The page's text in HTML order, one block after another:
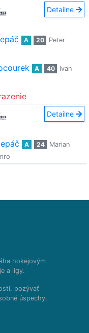
Detailne
A 20
Peter
A 40
Ivan
Detailne
A 24
Marian
hokejovým
a ligy.
pozývať
úspechy.